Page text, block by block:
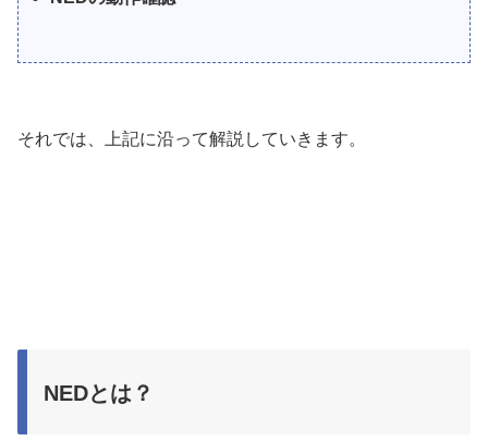
それでは、上記に沿って解説していきます。
NEDとは？